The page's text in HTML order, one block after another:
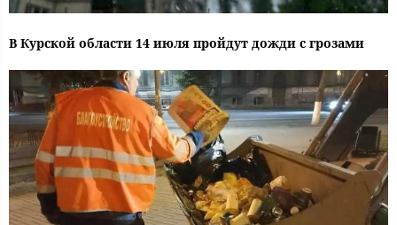
В Курской области 14 июля пройдут дожди с грозами